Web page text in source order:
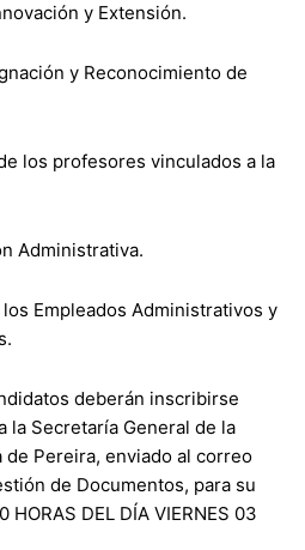
y Extensión.
y Reconocimiento de
los profesores vinculados a la
Administrativa.
Empleados Administrativos y
deberán inscribirse
la Secretaría General de la
Pereira, enviado al correo
de Documentos, para su
DEL DÍA VIERNES 03